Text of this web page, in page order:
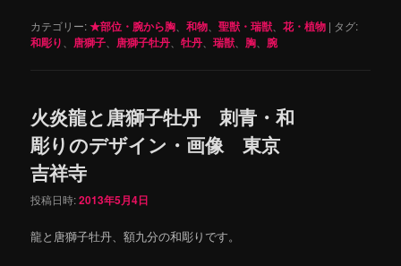
カテゴリー:★部位・腕から胸、和物、聖獣・瑞獣、花・植物 | タグ:
和彫り、 唐獅子、 唐獅子牡丹、牡丹、瑞獣、胸、腕
火炎龍と唐獅子牡丹 刺青・和
彫りのデザイン・画像 東京
吉祥寺
投稿日時:2013年5月4日
龍と唐獅子牡丹、額九分の和彫りです。